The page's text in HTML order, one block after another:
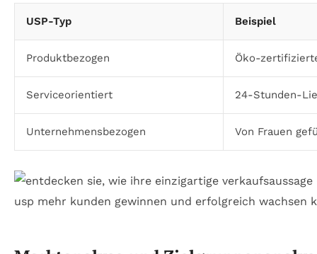
USP-Typ Beispiel
Produktbezogen Öko-
Serviceorientiert 24-Stunden-
Unternehmensbezogen Von Frauen